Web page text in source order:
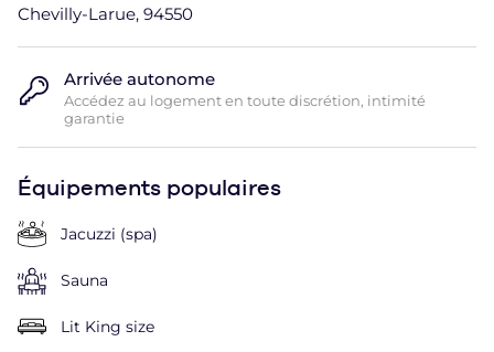
Chevilly-Larue, 94550
Arrivée autonome
Accédez au logement en toute discrétion, intimité
garantie
Équipements populaires
Jacuzzi (spa)
Sauna
Lit King size